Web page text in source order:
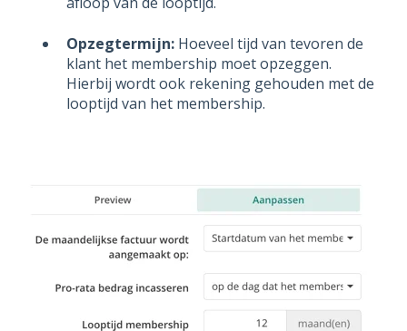
Opzegtermijn: Hoeveel tijd van tevoren de
klant het membership moet opzeggen.
Hierbij wordt ook rekening gehouden met de
looptijd van het membership.